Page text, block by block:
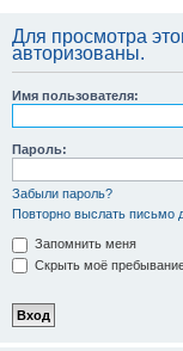
Для просмотра
авторизованы.
Имя пользователя:
Пароль:
Забыли пароль?
Повторно выслать письмо
Запомнить меня
Скрыть моё